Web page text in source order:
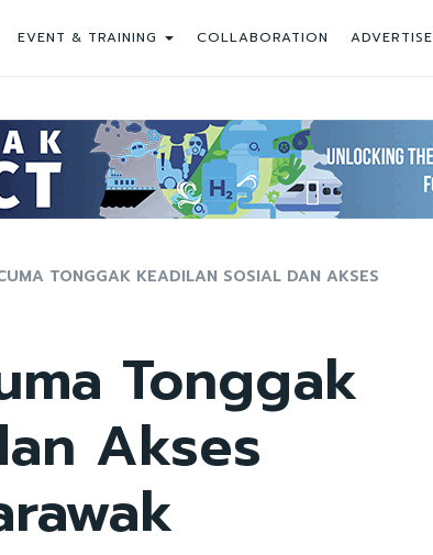
EVENT & TRAINING COLLABORATION ADVERTISE
TONGGAK KEADILAN SOSIAL DAN AKSES
Tonggak
Akses